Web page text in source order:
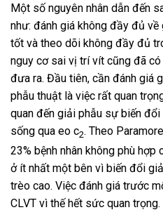
Một số nguyên nhân dẫn đến
như: đánh giá không đầy đủ về
tốt và theo dõi không đầy đủ
nguy cơ sai vị trí vít cũng đã
đưa ra. Đầu tiên, cần đánh giá
phẫu thuật là việc rất quan
quan đến giải phẫu sự biến
sống qua eo c2. Theo
23% bệnh nhân không phù
ở ít nhất một bên vì biến đổi
trèo cao. Việc đánh giá trước
CLVT vì thế hết sức quan trọng.